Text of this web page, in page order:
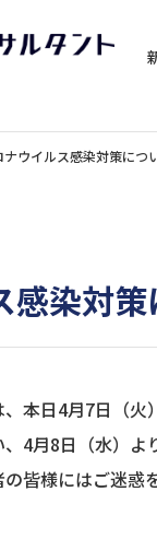
ウイルス感染対策につ
染対策
、本日4月7日（火
、4月8日（水）よ
の皆様にはご迷惑